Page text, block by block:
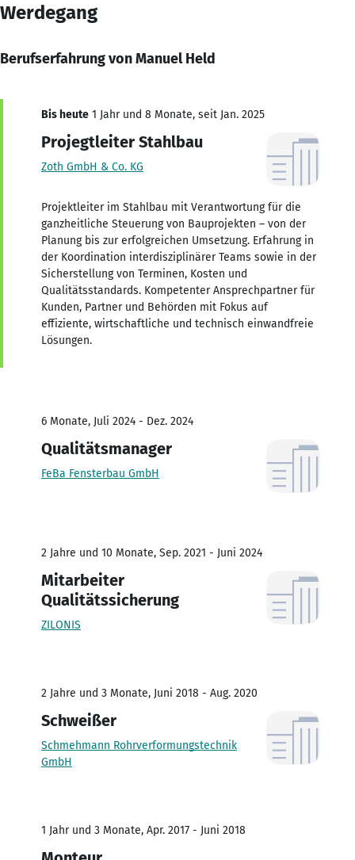
Werdegang
Berufserfahrung von Manuel Held
Bis heute 1 Jahr und 8 Monate, seit Jan. 2025
Projegtleiter Stahlbau
Zoth GmbH & Co. KG
Projektleiter im Stahlbau mit Verantwortung für die
ganzheitliche Steuerung von Bauprojekten – von der
Planung bis zur erfolgreichen Umsetzung. Erfahrung in
der Koordination interdisziplinärer Teams sowie in der
Sicherstellung von Terminen, Kosten und
Qualitätsstandards. Kompetenter Ansprechpartner für
Kunden, Partner und Behörden mit Fokus auf
effiziente, wirtschaftliche und technisch einwandfreie
Lösungen.
6 Monate, Juli 2024 - Dez. 2024
Qualitätsmanager
FeBa Fensterbau GmbH
2 Jahre und 10 Monate, Sep. 2021 - Juni 2024
Mitarbeiter
Qualitätssicherung
ZILONIS
2 Jahre und 3 Monate, Juni 2018 - Aug. 2020
Schweißer
Schmehmann Rohrverformungstechnik
GmbH
1 Jahr und 3 Monate, Apr. 2017 - Juni 2018